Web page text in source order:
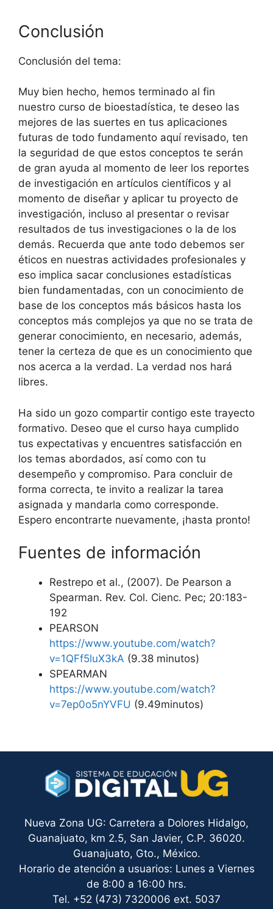
Conclusión
Conclusión del tema:
Muy bien hecho, hemos terminado al fin
nuestro curso de bioestadística, te deseo las
mejores de las suertes en tus aplicaciones
futuras de todo fundamento aquí revisado, ten
la seguridad de que estos conceptos te serán
de gran ayuda al momento de leer los reportes
de investigación en artículos científicos y al
momento de diseñar y aplicar tu proyecto de
investigación, incluso al presentar o revisar
resultados de tus investigaciones o la de los
demás. Recuerda que ante todo debemos ser
éticos en nuestras actividades profesionales y
eso implica sacar conclusiones estadísticas
bien fundamentadas, con un conocimiento de
base de los conceptos más básicos hasta los
conceptos más complejos ya que no se trata de
generar conocimiento, en necesario, además,
tener la certeza de que es un conocimiento que
nos acerca a la verdad. La verdad nos hará
libres.
Ha sido un gozo compartir contigo este trayecto
formativo. Deseo que el curso haya cumplido
tus expectativas y encuentres satisfacción en
los temas abordados, así como con tu
desempeño y compromiso. Para concluir de
forma correcta, te invito a realizar la tarea
asignada y mandarla como corresponde.
Espero encontrarte nuevamente, ¡hasta pronto!
Fuentes de información
Restrepo et al., (2007). De Pearson a
Spearman. Rev. Col. Cienc. Pec; 20:183-
192
PEARSON
https://www.youtube.com/watch?
v=1QFf5luX3kA (9.38 minutos)
SPEARMAN
https://www.youtube.com/watch?
v=7ep0o5nYVFU (9.49minutos)
Nueva Zona UG: Carretera a Dolores Hidalgo,
Guanajuato, km 2.5, San Javier, C.P. 36020.
Guanajuato, Gto., México.
Horario de atención a usuarios: Lunes a Viernes
de 8:00 a 16:00 hrs.
Tel. +52 (473) 7320006 ext. 5037